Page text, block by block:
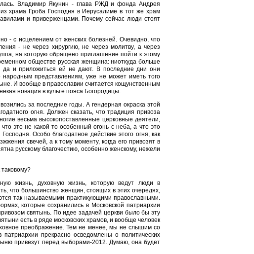
Владимир Якунин - глава РЖД и фонда Андрея
храма Гроба Господня в Иерусалиме в тот же храм
и приверженцами. Почему сейчас люди стоят
- с исцелением от женских болезней. Очевидно, что
- не через хирургию, не через молитву, а через
на которую обращено приглашение пойти к этому
обществе русская женщина: ниоткуда больше
да и приложиться ей не дают. В последние дни они
народным представлениям, уже не может иметь того
И вообще в православии считается кощунственным
новация в культе пояса Богородицы.
за последние годы. А гендерная окраска этой
огня. Должен сказать, что традиция привоза
весьма высокопоставленные церковные деятели,
это не какой-то особенный огонь с неба, а что это
Особо благодатное действие этого огня, как
свечей, а к тому моменту, когда его привозят в
русскому благочестию, особенно женскому, нежели
жизнь, духовную жизнь, которую ведут люди в
что большинство женщин, стоящих в этих очередях,
так называемыми практикующими православными.
которые сохранились в Московской патриархии
святынь. По идее задачей церкви было бы эту
есть в ряде московских храмов, и вообще человек
преображение. Тем не менее, мы не слышим со
прекрасно осведомлены о политических
привезут перед выборами-2012. Думаю, она будет